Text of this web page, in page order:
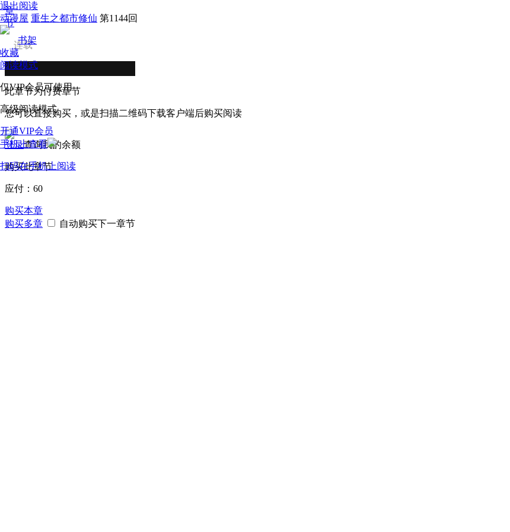
章
节
连载
退出阅读
动漫屋 重生之都市修仙 第1144回
书架
收藏
阅读模式
仅VIP会员可使用
高级阅读模式
开通VIP会员
手机上查看
扫码在手机上阅读
此章节为付费章节
您可以直接购买，或是扫描二维码下载客户端后购买阅读
登录查询我的余额
购买此章节
应付： 60
购买本章
购买多章
自动购买下一章节